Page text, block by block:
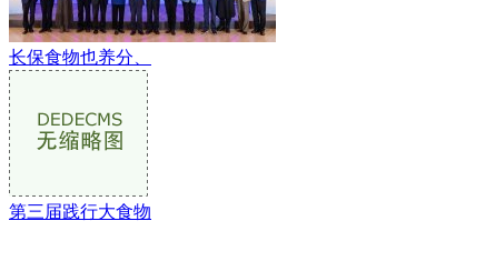
长保食物也养分、
第三届践行大食物